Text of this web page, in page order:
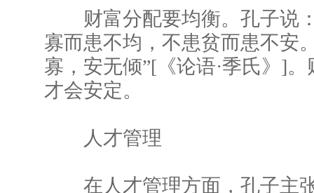
财富分配要均衡。孔子说：
寡而患不均，不患贫而患不安
寡，安无倾”[《论语·季氏》]
才会安定。
人才管理
在人才管理方面，孔子主